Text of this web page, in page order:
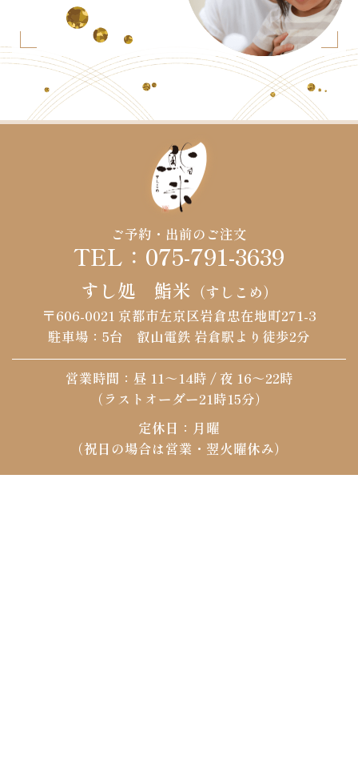
ご予約・出前のご注文
TEL：075-791-3639
すし処 鮨米 （すしこめ）
〒606-0021 京都市左京区岩倉忠在地町271-3
駐車場：5台 叡山電鉄 岩倉駅より徒歩2分
営業時間：昼 11～14時 / 夜 16～22時
（ラストオーダー21時15分）
定休日：月曜
（祝日の場合は営業・翌火曜休み）